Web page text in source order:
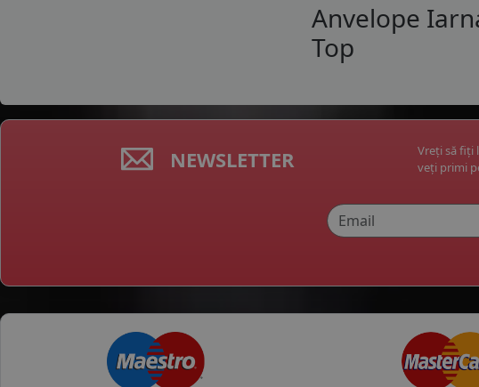
Anvelope
Top
NEWSLETTER
Vreți să fiți
veți primi